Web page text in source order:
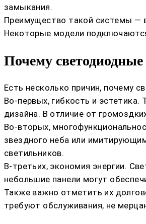
замыкания.
Преимущество такой системы —
Некоторые модели
Почему
Есть несколько причин, почему
Во-первых, гибкость и
дизайна. В отличие от
Во-вторых,
звездного неба или
светильников.
В-третьих, экономия энергии.
небольшие панели могут
Также важно отметить их
требуют обслуживания, не